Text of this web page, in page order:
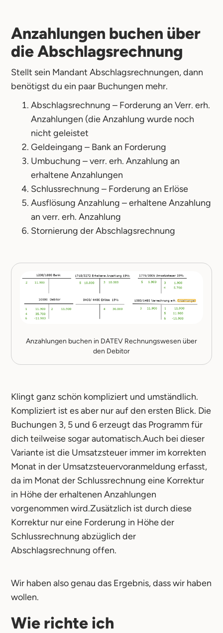
Anzahlungen buchen über
die Abschlagsrechnung
Stellt sein Mandant Abschlagsrechnungen, dann
benötigst du ein paar Buchungen mehr.
Abschlagsrechnung – Forderung an Verr. erh.
Anzahlungen (die Anzahlung wurde noch
nicht geleistet
Geldeingang – Bank an Forderung
Umbuchung – verr. erh. Anzahlung an
erhaltene Anzahlungen
Schlussrechnung – Forderung an Erlöse
Ausflösung Anzahlung – erhaltene Anzahlung
an verr. erh. Anzahlung
Stornierung der Abschlagsrechnung
Anzahlungen buchen in DATEV Rechnungswesen über
den Debitor
Klingt ganz schön kompliziert und umständlich.
Kompliziert ist es aber nur auf den ersten Blick. Die
Buchungen 3, 5 und 6 erzeugt das Programm für
dich teilweise sogar automatisch.Auch bei dieser
Variante ist die Umsatzsteuer immer im korrekten
Monat in der Umsatzsteuervoranmeldung erfasst,
da im Monat der Schlussrechnung eine Korrektur
in Höhe der erhaltenen Anzahlungen
vorgenommen wird.Zusätzlich ist durch diese
Korrektur nur eine Forderung in Höhe der
Schlussrechnung abzüglich der
Abschlagsrechnung offen.
Wir haben also genau das Ergebnis, dass wir haben
wollen.
Wie richte ich